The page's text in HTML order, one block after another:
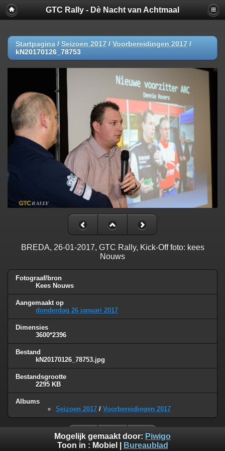
GTC Rally - Dè Nacht van Achtmaal
Startpagina / Seizoen 2017 / Voorbereidingen 2017 /
kN20170126_78753
BREDA, 26-01-2017, GTC Rally, Kick-Off foto: kees
Nouws
Fotograaf/bron
Kees Nouws
Aangemaakt op
donderdag 26 januari 2017
Dimensies
3600*2396
Bestand
kN20170126_78753.jpg
Bestandsgrootte
2295 KB
Albums
Seizoen 2017 / Voorbereidingen 2017
Mogelijk gemaakt door: Piwigo
Toon in : Mobiel Bureaublad